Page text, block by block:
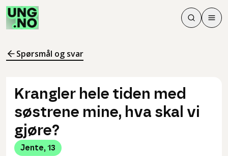
Søk
Søk
Meny
Spørsmål og svar
Krangler hele tiden med
søstrene mine, hva skal vi
gjøre?
Jente, 13